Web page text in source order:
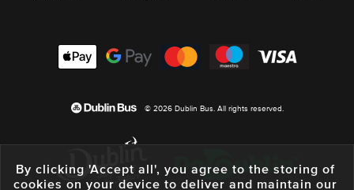
© 2026 Dublin Bus. All rights reserved.
By clicking 'Accept all', you agree to the storing of
cookies on your device to deliver and maintain our